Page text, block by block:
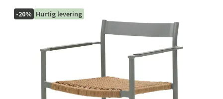
-20% Hurtig levering